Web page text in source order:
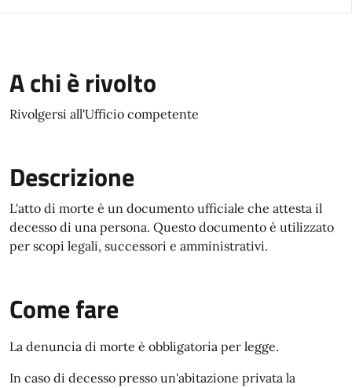
A chi è rivolto
Rivolgersi all'Ufficio competente
Descrizione
L'atto di morte è un documento ufficiale che attesta il
decesso di una persona. Questo documento è utilizzato
per scopi legali, successori e amministrativi.
Come fare
La denuncia di morte è obbligatoria per legge.
In caso di decesso presso un'abitazione privata la